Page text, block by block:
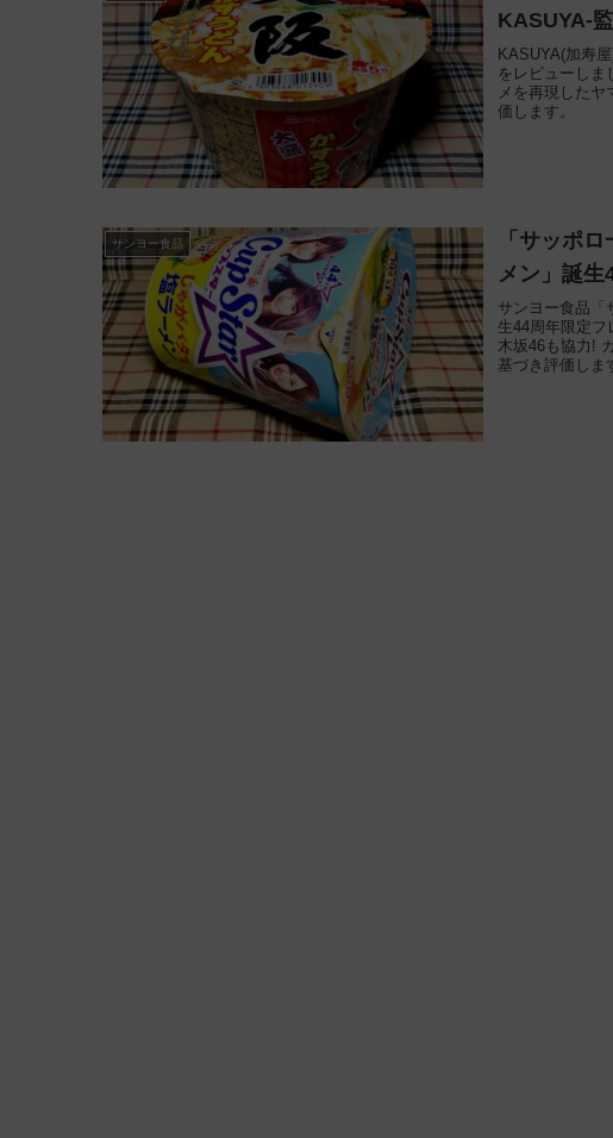
KASUYA-
KASUYA(加寿
をレビューし
メを再現した
価します。
サンヨー食品
「サッポ
メン」誕生
サンヨー食品「
生44周年限定フ
木坂46も協力!
基づき評価しま